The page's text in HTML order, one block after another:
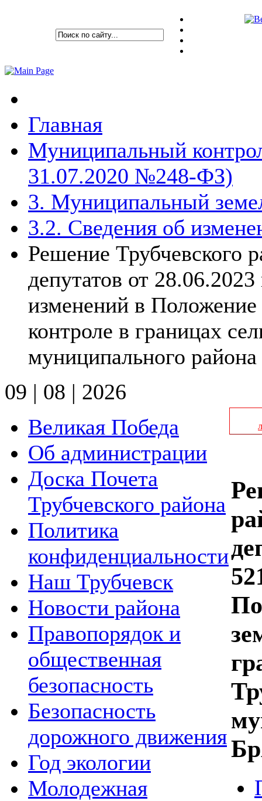
Главная
Муниципальный
31.07.2020 №248-ФЗ)
3. Муниципальный
3.2. Сведения об
Решение Трубчевского
депутатов от
изменений в
контроле в границах
муниципального
09 | 08 | 2026
Великая Победа
Об администрации
Доска Почета
Трубчевского района
Политика
конфиденциальности
Наш Трубчевск
Новости района
Правопорядок и
общественная
безопасность
Безопасность
дорожного движения
Год экологии
Молодежная